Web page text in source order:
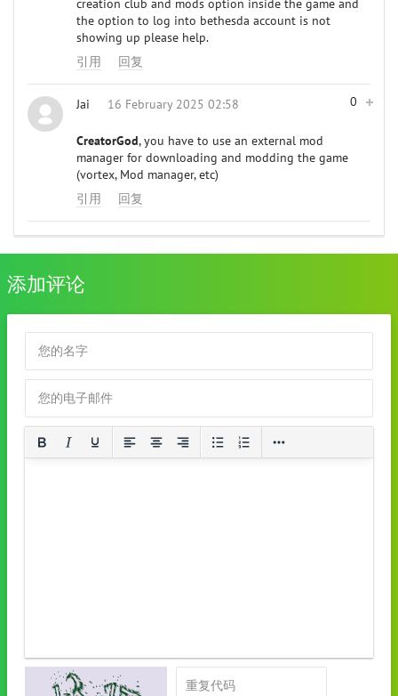
creation club and mods option inside the game and
the option to log into bethesda account is not
showing up please help.
引用
回复
0
Jai 16 February 2025 02:58
CreatorGod, you have to use an external mod
manager for downloading and modding the game
(vortex, Mod manager, etc)
引用
回复
添加评论